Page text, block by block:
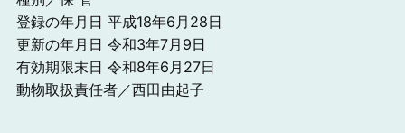
登録の年月日 平成18年6月28日
更新の年月日 令和3年7月9日
有効期限末日 令和8年6月27日
動物取扱責任者／西田由起子